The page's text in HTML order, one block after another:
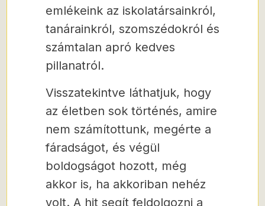
emlékeink az iskolatársainkról,
tanárainkról, szomszédokról és
számtalan apró kedves
pillanatról.
Visszatekintve láthatjuk, hogy
az életben sok történés, amire
nem számítottunk, megérte a
fáradságot, és végül
boldogságot hozott, még
akkor is, ha akkoriban nehéz
volt. A hit segít feldolgozni a